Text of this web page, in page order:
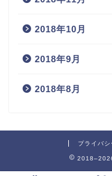
2018年10月
2018年9月
2018年8月
プライバ